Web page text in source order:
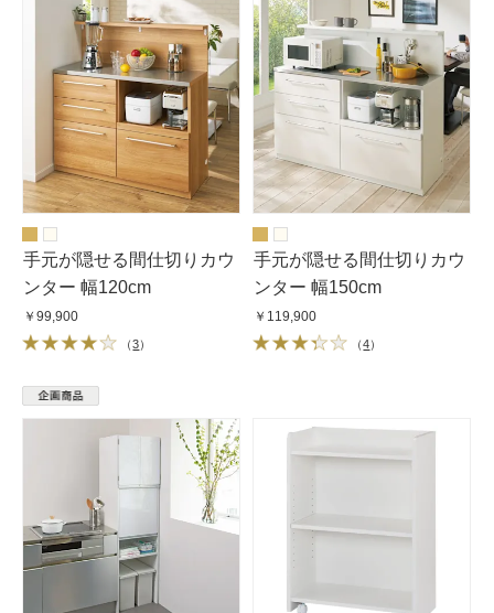
手元が隠せる間仕切りカウ
ンター 幅120cm
￥99,900
（3）
手元が隠せる間仕切りカウ
ンター 幅150cm
￥119,900
（4）